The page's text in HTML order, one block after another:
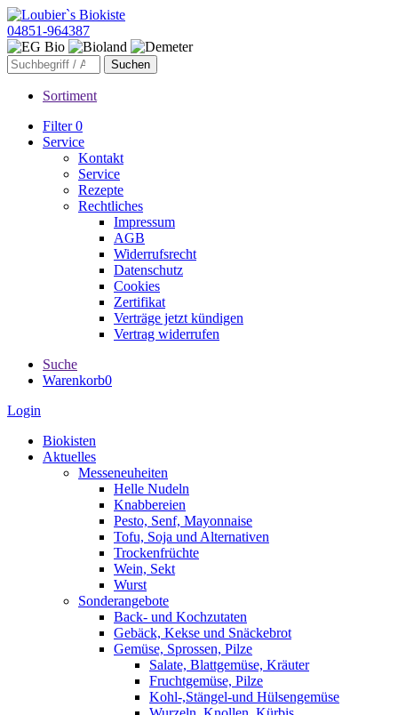
04851-964387
Sortiment
Filter0
Service
Kontakt
Service
Rezepte
Rechtliches
Impressum
AGB
Widerrufsrecht
Datenschutz
Cookies
Zertifikat
Verträge jetzt kündigen
Vertrag widerrufen
Suche
Warenkorb0
Login
Biokisten
Aktuelles
Messeneuheiten
Helle Nudeln
Knabbereien
Pesto, Senf, Mayonnaise
Tofu, Soja und Alternativen
Trockenfrüchte
Wein, Sekt
Wurst
Sonderangebote
Back- und Kochzutaten
Gebäck, Kekse und Snäckebrot
Gemüse, Sprossen, Pilze
Salate, Blattgemüse, Kräuter
Fruchtgemüse, Pilze
Kohl-,Stängel-und Hülsengemüse